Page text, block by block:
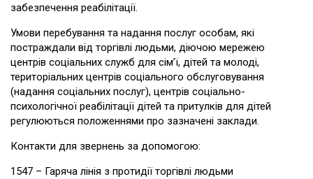
забезпечення реабілітації.
Умови перебування та надання послуг особам, які
постраждали від торгівлі людьми, діючою мережею
центрів соціальних служб для сім’ї, дітей та молоді,
територіальних центрів соціального обслуговування
(надання соціальних послуг), центрів соціально-
психологічної реабілітації дітей та притулків для дітей
регулюються положеннями про зазначені заклади.
Контакти для звернень за допомогою:
1547 – Гаряча лінія з протидії торгівлі людьми